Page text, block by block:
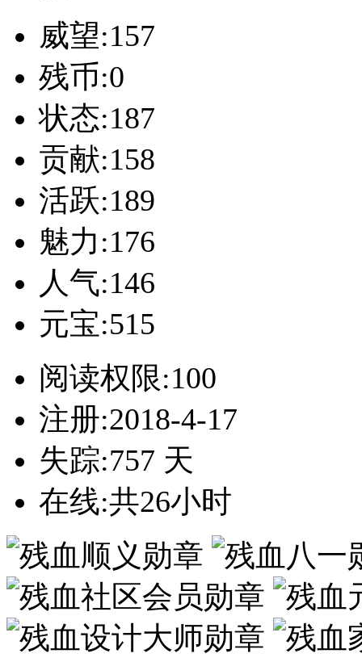
威望:157
残币:0
状态:187
贡献:158
活跃:189
魅力:176
人气:146
元宝:515
阅读权限:100
注册:2018-4-17
失踪:757 天
在线:共26小时